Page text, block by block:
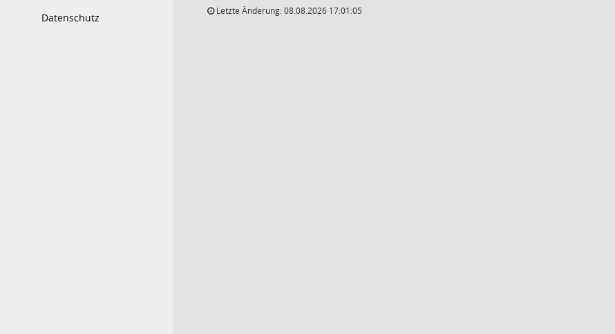
Datenschutz
Letzte Änderung: 08.08.2026 17:01:05